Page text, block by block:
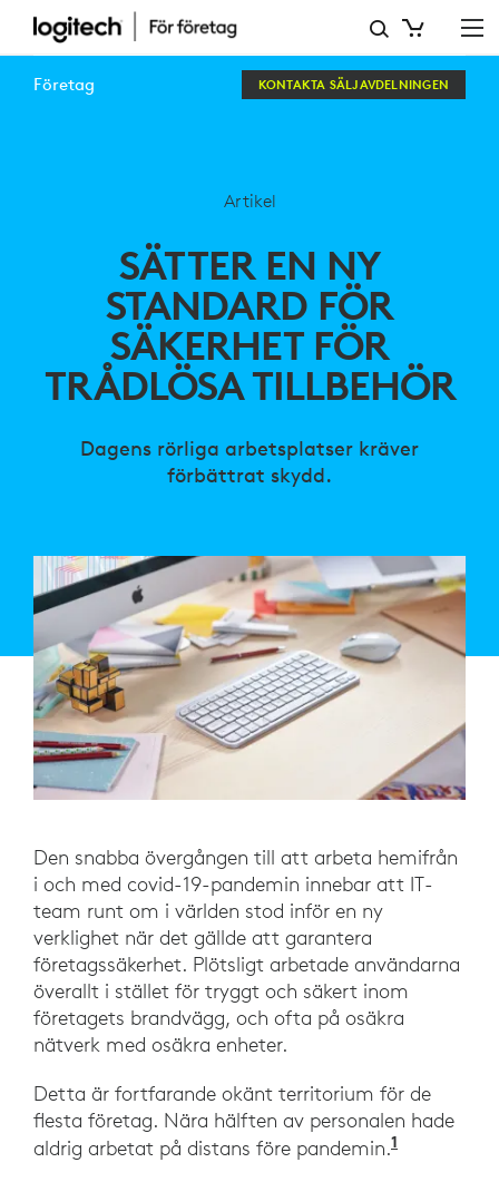
SÄTTER
EN
SÄKERHET
TRÅDLÖSA
TILLBEHÖR
Företag KONTAKTA SÄLJAVDELNINGEN
Artikel
SÄTTER EN NY
STANDARD FÖR
SÄKERHET FÖR
TRÅDLÖSA TILLBEHÖR
Dagens rörliga arbetsplatser kräver
förbättrat skydd.
Den snabba övergången till att arbeta hemifrån
i och med covid-19-pandemin innebar att IT-
team runt om i världen stod inför en ny
verklighet när det gällde att garantera
företagssäkerhet. Plötsligt arbetade användarna
överallt i stället för tryggt och säkert inom
företagets brandvägg, och ofta på osäkra
nätverk med osäkra enheter.
Detta är fortfarande okänt territorium för de
flesta företag. Nära hälften av personalen hade
aldrig arbetat på distans före pandemin.1